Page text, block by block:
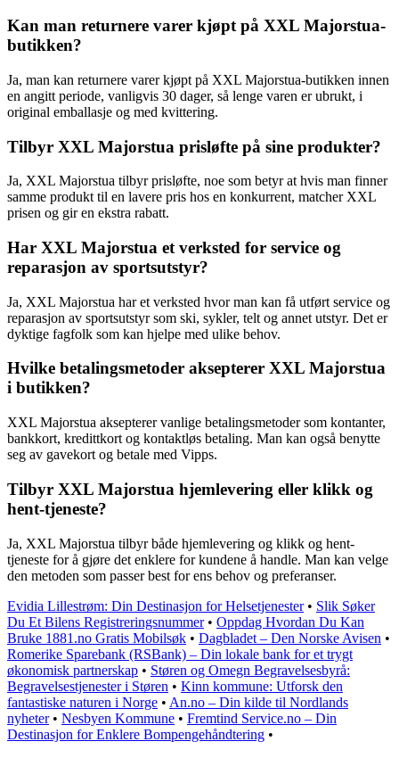
Kan man returnere varer kjøpt på XXL Majorstua-
butikken?
Ja, man kan returnere varer kjøpt på XXL Majorstua-butikken innen
en angitt periode, vanligvis 30 dager, så lenge varen er ubrukt, i
original emballasje og med kvittering.
Tilbyr XXL Majorstua prisløfte på sine produkter?
Ja, XXL Majorstua tilbyr prisløfte, noe som betyr at hvis man finner
samme produkt til en lavere pris hos en konkurrent, matcher XXL
prisen og gir en ekstra rabatt.
Har XXL Majorstua et verksted for service og
reparasjon av sportsutstyr?
Ja, XXL Majorstua har et verksted hvor man kan få utført service og
reparasjon av sportsutstyr som ski, sykler, telt og annet utstyr. Det er
dyktige fagfolk som kan hjelpe med ulike behov.
Hvilke betalingsmetoder aksepterer XXL Majorstua
i butikken?
XXL Majorstua aksepterer vanlige betalingsmetoder som kontanter,
bankkort, kredittkort og kontaktløs betaling. Man kan også benytte
seg av gavekort og betale med Vipps.
Tilbyr XXL Majorstua hjemlevering eller klikk og
hent-tjeneste?
Ja, XXL Majorstua tilbyr både hjemlevering og klikk og hent-
tjeneste for å gjøre det enklere for kundene å handle. Man kan velge
den metoden som passer best for ens behov og preferanser.
Evidia Lillestrøm: Din Destinasjon for Helsetjenester• Slik Søker
Du Et Bilens Registreringsnummer• Oppdag Hvordan Du Kan
Bruke 1881.no Gratis Mobilsøk • Dagbladet – Den Norske Avisen •
Romerike Sparebank (RSBank) – Din lokale bank for et trygt
økonomisk partnerskap • Støren og Omegn Begravelsesbyrå:
Begravelsestjenester i Støren • Kinn kommune: Utforsk den
fantastiske naturen i Norge • An.no – Din kilde til Nordlands
nyheter• Nesbyen Kommune • Fremtind Service.no – Din
Destinasjon for Enklere Bompengehåndtering •